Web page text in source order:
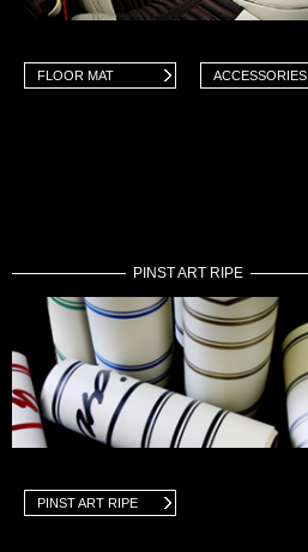
FLOOR MAT ACCESSORIES
PINST ART RIPE
PINST ART RIPE